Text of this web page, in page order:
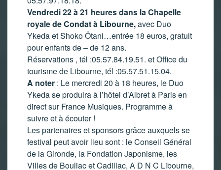
Vendredi 22 à 21 heures dans la Chapelle
royale de Condat à Libourne,avec Duo
Ykeda et Shoko Ötani…entrée 18 euros, gratuit
pour enfants de – de 12 ans.
Réservations , tél :05.57.84.19.51. et Office du
tourisme de Libourne, tél :05.57.51.15.04.
A noter : Le mercredi 20 à 18 heures, le Duo
Ykeda se produira à l’hôtel d’Albret à Paris en
direct sur France Musiques. Programme à
suivre et à écouter !
Les partenaires et sponsors grâce auxquels se
festival peut avoir lieu sont : le Conseil Général
de la Gironde, la Fondation Japonisme, les
Villes de Bouliac et Cadillac, A D N C Libourne,